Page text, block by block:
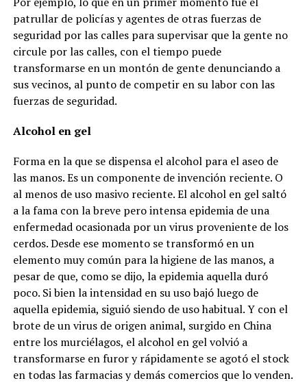
patrullar de policías y agentes de otras fuerzas de
seguridad por las calles para supervisar que la gente no
circule por las calles, con el tiempo puede
transformarse en un montón de gente denunciando a
sus vecinos, al punto de competir en su labor con las
fuerzas de seguridad.
Alcohol en gel
Forma en la que se dispensa el alcohol para el aseo de
las manos. Es un componente de invención reciente. O
al menos de uso masivo reciente. El alcohol en gel saltó
a la fama con la breve pero intensa epidemia de una
enfermedad ocasionada por un virus proveniente de los
cerdos. Desde ese momento se transformó en un
elemento muy común para la higiene de las manos, a
pesar de que, como se dijo, la epidemia aquella duró
poco. Si bien la intensidad en su uso bajó luego de
aquella epidemia, siguió siendo de uso habitual. Y con el
brote de un virus de origen animal, surgido en China
entre los murciélagos, el alcohol en gel volvió a
transformarse en furor y rápidamente se agotó el stock
en todas las farmacias y demás comercios que lo venden.